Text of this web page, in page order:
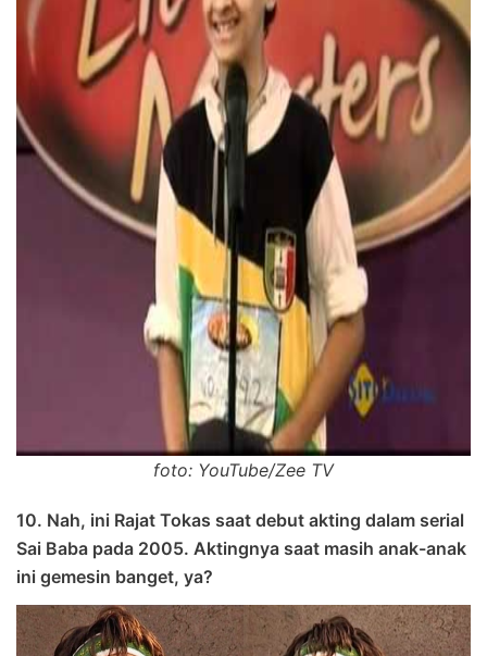
foto: YouTube/Zee TV
10. Nah, ini Rajat Tokas saat debut akting dalam serial
Sai Baba pada 2005. Aktingnya saat masih anak-anak
ini gemesin banget, ya?